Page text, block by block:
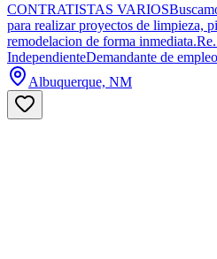
CONTRATISTAS
para realizar proyectos de limpieza,
remodelacion de forma
IndependienteDemandante de empleo
Albuquerque, NM